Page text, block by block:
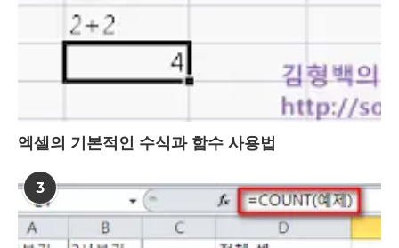
엑셀의 기본적인 수식과 함수 사용법
3